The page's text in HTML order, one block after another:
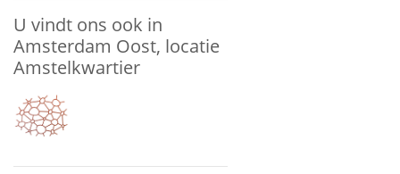
U vindt ons ook in
Amsterdam Oost, locatie
Amstelkwartier